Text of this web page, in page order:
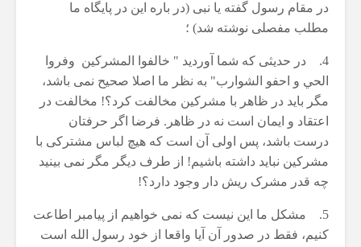
در مقام رسول گفته یا نبی (در باره این در پایگاه ما
مطلب مفصلی نوشته شد) ؛
4. در حدیثی که شما آوردید " خالفوا المشرکين وفروا
الحي و احفو الشوارب" به نظر ما اصلا صحیح نمی باشد،
مگر باید در ظاهر با مشرکین مخالفت کرد؟! مخالفت در
اعتقاد و ایمان است نه در ظاهر. فرضا اگر حرفتان
درست باشد، پس اولی آن است که هیچ لباس مشترکی با
مشرکین نباید داشته باشیم! از طرف دیگر مگر نمی بینید
چه قدر مشرک ریش دار وجود دارد؟!
5. مشکل ما این نیست که نمی خواهیم از پیامبر اطاعت
کنیم، فقط در صدور آن آیا واقعا از خود رسول الله است